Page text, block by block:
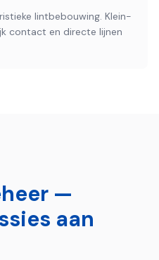
lintbebouwing. Klein-
contact en directe lijnen
—
aan